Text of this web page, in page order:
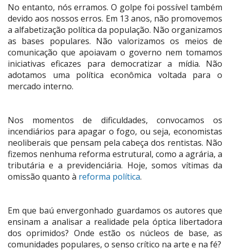
No entanto, nós erramos. O golpe foi possível também
devido aos nossos erros. Em 13 anos, não promovemos
a alfabetização política da população. Não organizamos
as bases populares. Não valorizamos os meios de
comunicação que apoiavam o governo nem tomamos
iniciativas eficazes para democratizar a mídia. Não
adotamos uma política econômica voltada para o
mercado interno.
Nos momentos de dificuldades, convocamos os
incendiários para apagar o fogo, ou seja, economistas
neoliberais que pensam pela cabeça dos rentistas. Não
fizemos nenhuma reforma estrutural, como a agrária, a
tributária e a previdenciária. Hoje, somos vítimas da
omissão quanto à reforma política.
Em que baú envergonhado guardamos os autores que
ensinam a analisar a realidade pela óptica libertadora
dos oprimidos? Onde estão os núcleos de base, as
comunidades populares, o senso crítico na arte e na fé?